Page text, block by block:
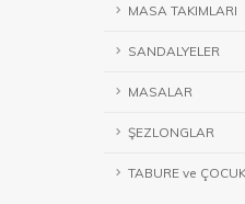
MASA TAKIMLARI
SANDALYELER
MASALAR
ŞEZLONGLAR
TABURE ve ÇOCUK